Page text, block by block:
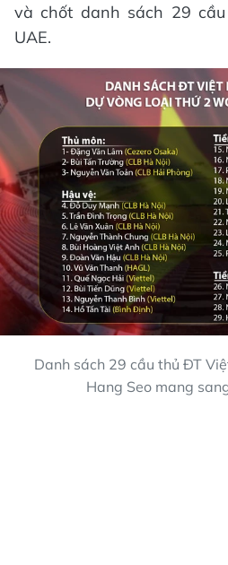
và chốt danh sách 29
UAE.
Danh sách 29 cầu thủ ĐT
Hang Seo mang